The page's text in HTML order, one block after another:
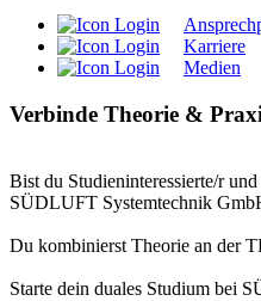
Karriere
Medien
Verbinde Theorie &
Bist du Studieninteressierte/r
SÜDLUFT Systemtechnik
Du kombinierst Theorie an der
Starte dein duales Studium bei